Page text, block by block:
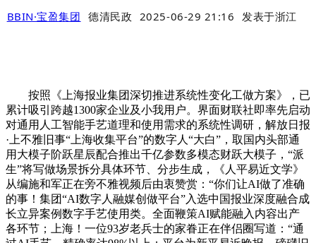
BBIN·宝盈集团 德清民政 2025-06-29 21:16 发表于浙江
按照《上海报业集团深切推进系统性变化工做方案》，已
累计吸引跨越1300家企业及小我用户。界面财联社即率先启动
对通用人工智能手艺道理和使用需求的系统性调研，解放日报
·上不雅旧事“上海收集平台”的数字人“大白”，取国内头部通
用大模子阶跃星辰配合推出千亿参数多模态财跃大模子，“派
生”将写做场景拆分具体环节、分步生成，《人平易近文学》
从编施和军正在旁不雅视频后由衷赞赏：“你们让AI做了准确
的事！集团“AI数字人融媒创做平台”入选中国报业深度融合成
长立异案例数字手艺使用类。全面鞭策AI赋能融入内容出产
各环节；上海！一位93岁老兵士的家眷正在伴侣圈写道：“通